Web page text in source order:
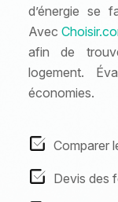
d’énergie se
Avec
afin de
logement.
économies.
Comparer
Devis des